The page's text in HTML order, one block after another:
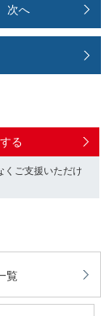
次へ
る
くご支援いただけ
覧